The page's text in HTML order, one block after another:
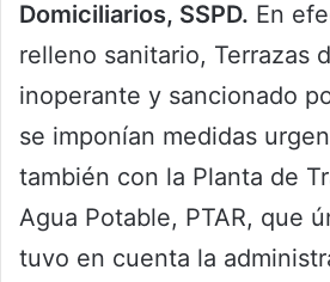
Domiciliarios, SSPD. En
relleno sanitario, Terrazas
inoperante y sancionado
se imponían medidas
también con la Planta de
Agua Potable, PTAR, que
tuvo en cuenta la